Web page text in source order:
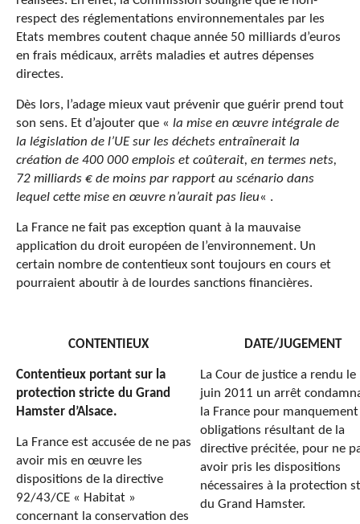
respect des réglementations environnementales par les
Etats membres coutent chaque année 50 milliards d’euros
en frais médicaux, arrêts maladies et autres dépenses
directes.
Dès lors, l’adage mieux vaut prévenir que guérir prend tout
son sens. Et d’ajouter que « la mise en œuvre intégrale de
la législation de l’UE sur les déchets entraînerait la
création de 400 000 emplois et coûterait, en termes nets,
72 milliards € de moins par rapport au scénario dans
lequel cette mise en œuvre n’aurait pas lieu« .
La France ne fait pas exception quant à la mauvaise
application du droit européen de l’environnement. Un
certain nombre de contentieux sont toujours en cours et
pourraient aboutir à de lourdes sanctions financières.
CONTENTIEUX DATE/JUGEMENT
Contentieux portant sur la
protection stricte du Grand
Hamster d’Alsace.
La France est accusée de ne pas
avoir mis en œuvre les
dispositions de la directive
92/43/CE « Habitat »
concernant la conservation des
La Cour de justice a rendu le
juin 2011 un arrêt
la France pour
obligations résultant de la
directive précitée, pour ne
avoir pris les dispositions
nécessaires à la protection
du Grand Hamster.